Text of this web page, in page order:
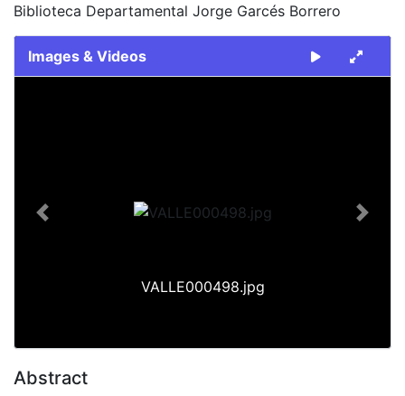
Biblioteca Departamental Jorge Garcés Borrero
Images & Videos
VALLE000498.jpg
Previous Next
Abstract